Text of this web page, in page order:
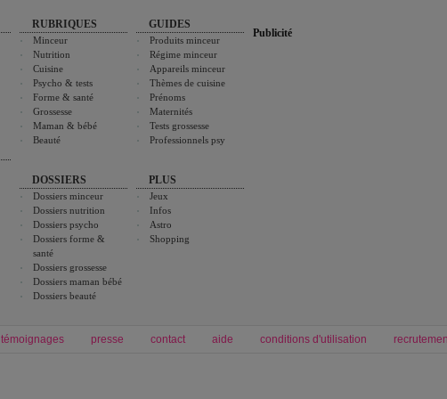
RUBRIQUES
Minceur
Nutrition
Cuisine
Psycho & tests
Forme & santé
Grossesse
Maman & bébé
Beauté
DOSSIERS
Dossiers minceur
Dossiers nutrition
Dossiers psycho
Dossiers forme &
santé
Dossiers grossesse
Dossiers maman bébé
Dossiers beauté
GUIDES
Produits minceur
Régime minceur
Appareils minceur
Thèmes de cuisine
Prénoms
Maternités
Tests grossesse
Professionnels psy
PLUS
Jeux
Infos
Astro
Shopping
Publicité
témoignages presse contact aide conditions d'utilisation